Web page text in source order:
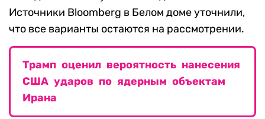
Источники Bloomberg в Белом доме уточнили,
что все варианты остаются на рассмотрении.
Трамп оценил вероятность нанесения
США ударов по ядерным объектам
Ирана